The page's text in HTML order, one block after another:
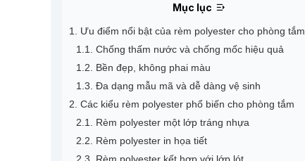
Mục lục
1. Ưu điểm nổi bật của rèm polyester cho phòng tắm
1.1. Chống thấm nước và chống mốc hiệu quả
1.2. Bền đẹp, không phai màu
1.3. Đa dạng mẫu mã và dễ dàng vệ sinh
2. Các kiểu rèm polyester phổ biến cho phòng tắm
2.1. Rèm polyester một lớp tráng nhựa
2.2. Rèm polyester in họa tiết